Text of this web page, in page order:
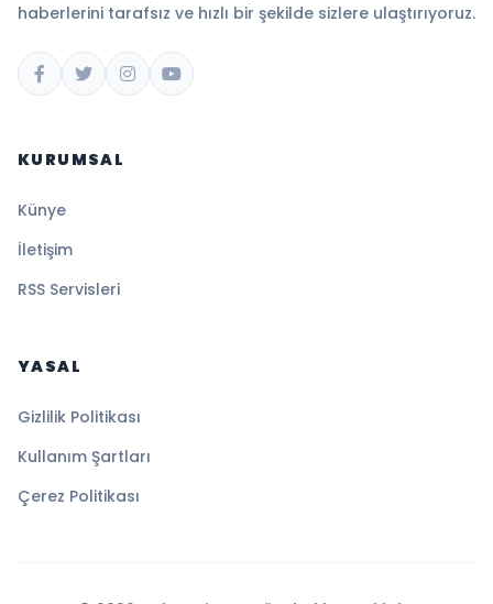
haberlerini tarafsız ve hızlı bir şekilde sizlere ulaştırıyoruz.
KURUMSAL
Künye
İletişim
RSS Servisleri
YASAL
Gizlilik Politikası
Kullanım Şartları
Çerez Politikası